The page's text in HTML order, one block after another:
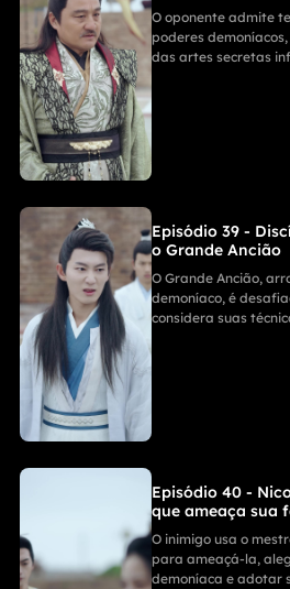
O oponente admite
poderes
das artes secretas
protagonista. Ele
ofendem, inclusive a
Mestre Nathan entra
um clima de tensão
Episódio 39 -
o Grande Ancião
O Grande Ancião,
demoníaco, é
considera suas
simultaneamente,
Episódio 40 -
que ameaça sua
O inimigo usa o
para ameaçá-la,
demoníaca e adotar